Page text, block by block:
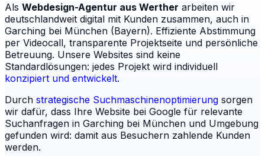
Als Webdesign-Agentur aus Werther arbeiten wir
deutschlandweit digital mit Kunden zusammen, auch in
Garching bei München (Bayern). Effiziente Abstimmung
per Videocall, transparente Projektseite und persönliche
Betreuung. Unsere Websites sind keine
Standardlösungen: jedes Projekt wird individuell
konzipiert und entwickelt.
Durch strategische Suchmaschinenoptimierung sorgen
wir dafür, dass Ihre Website bei Google für relevante
Suchanfragen in Garching bei München und Umgebung
gefunden wird: damit aus Besuchern zahlende Kunden
werden.